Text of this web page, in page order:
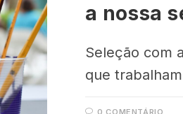
a nossa
Seleção com
que
0 COMENTÁRIO